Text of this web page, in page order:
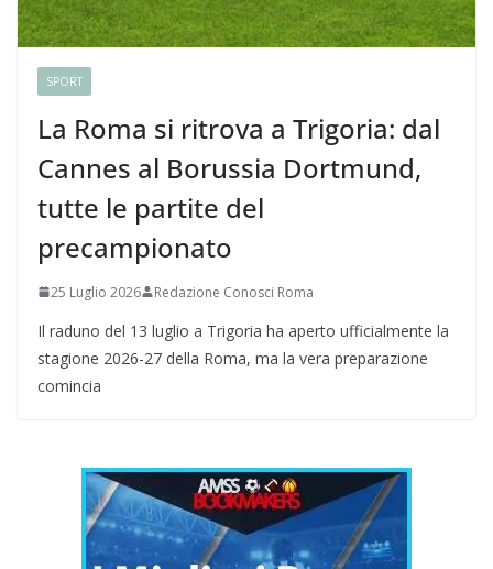
SPORT
La Roma si ritrova a Trigoria: dal
Cannes al Borussia Dortmund,
tutte le partite del
precampionato
25 Luglio 2026 Redazione Conosci Roma
Il raduno del 13 luglio a Trigoria ha aperto ufficialmente la
stagione 2026-27 della Roma, ma la vera preparazione
comincia